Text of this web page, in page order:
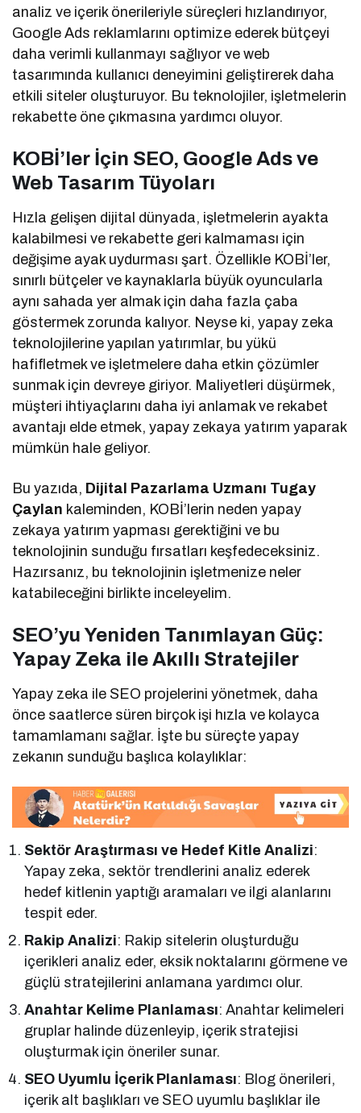
analiz ve içerik önerileriyle süreçleri hızlandırıyor,
Google Ads reklamlarını optimize ederek bütçeyi
daha verimli kullanmayı sağlıyor ve web
tasarımında kullanıcı deneyimini geliştirerek daha
etkili siteler oluşturuyor. Bu teknolojiler, işletmelerin
rekabette öne çıkmasına yardımcı oluyor.
KOBİ’ler İçin SEO, Google Ads ve
Web Tasarım Tüyoları
Hızla gelişen dijital dünyada, işletmelerin ayakta
kalabilmesi ve rekabette geri kalmaması için
değişime ayak uydurması şart. Özellikle KOBİ’ler,
sınırlı bütçeler ve kaynaklarla büyük oyuncularla
aynı sahada yer almak için daha fazla çaba
göstermek zorunda kalıyor. Neyse ki, yapay zeka
teknolojilerine yapılan yatırımlar, bu yükü
hafifletmek ve işletmelere daha etkin çözümler
sunmak için devreye giriyor. Maliyetleri düşürmek,
müşteri ihtiyaçlarını daha iyi anlamak ve rekabet
avantajı elde etmek, yapay zekaya yatırım yaparak
mümkün hale geliyor.
Bu yazıda, Dijital Pazarlama Uzmanı Tugay
Çaylan kaleminden, KOBİ’lerin neden yapay
zekaya yatırım yapması gerektiğini ve bu
teknolojinin sunduğu fırsatları keşfedeceksiniz.
Hazırsanız, bu teknolojinin işletmenize neler
katabileceğini birlikte inceleyelim.
SEO’yu Yeniden Tanımlayan Güç:
Yapay Zeka ile Akıllı Stratejiler
Yapay zeka ile SEO projelerini yönetmek, daha
önce saatlerce süren birçok işi hızla ve kolayca
tamamlamanı sağlar. İşte bu süreçte yapay
zekanın sunduğu başlıca kolaylıklar:
Sektör Araştırması ve Hedef Kitle Analizi:
Yapay zeka, sektör trendlerini analiz ederek
hedef kitlenin yaptığı aramaları ve ilgi alanlarını
tespit eder.
Rakip Analizi: Rakip sitelerin oluşturduğu
içerikleri analiz eder, eksik noktalarını görmene ve
güçlü stratejilerini anlamana yardımcı olur.
Anahtar Kelime Planlaması: Anahtar kelimeleri
gruplar halinde düzenleyip, içerik stratejisi
oluşturmak için öneriler sunar.
SEO Uyumlu İçerik Planlaması: Blog önerileri,
içerik alt başlıkları ve SEO uyumlu başlıklar ile